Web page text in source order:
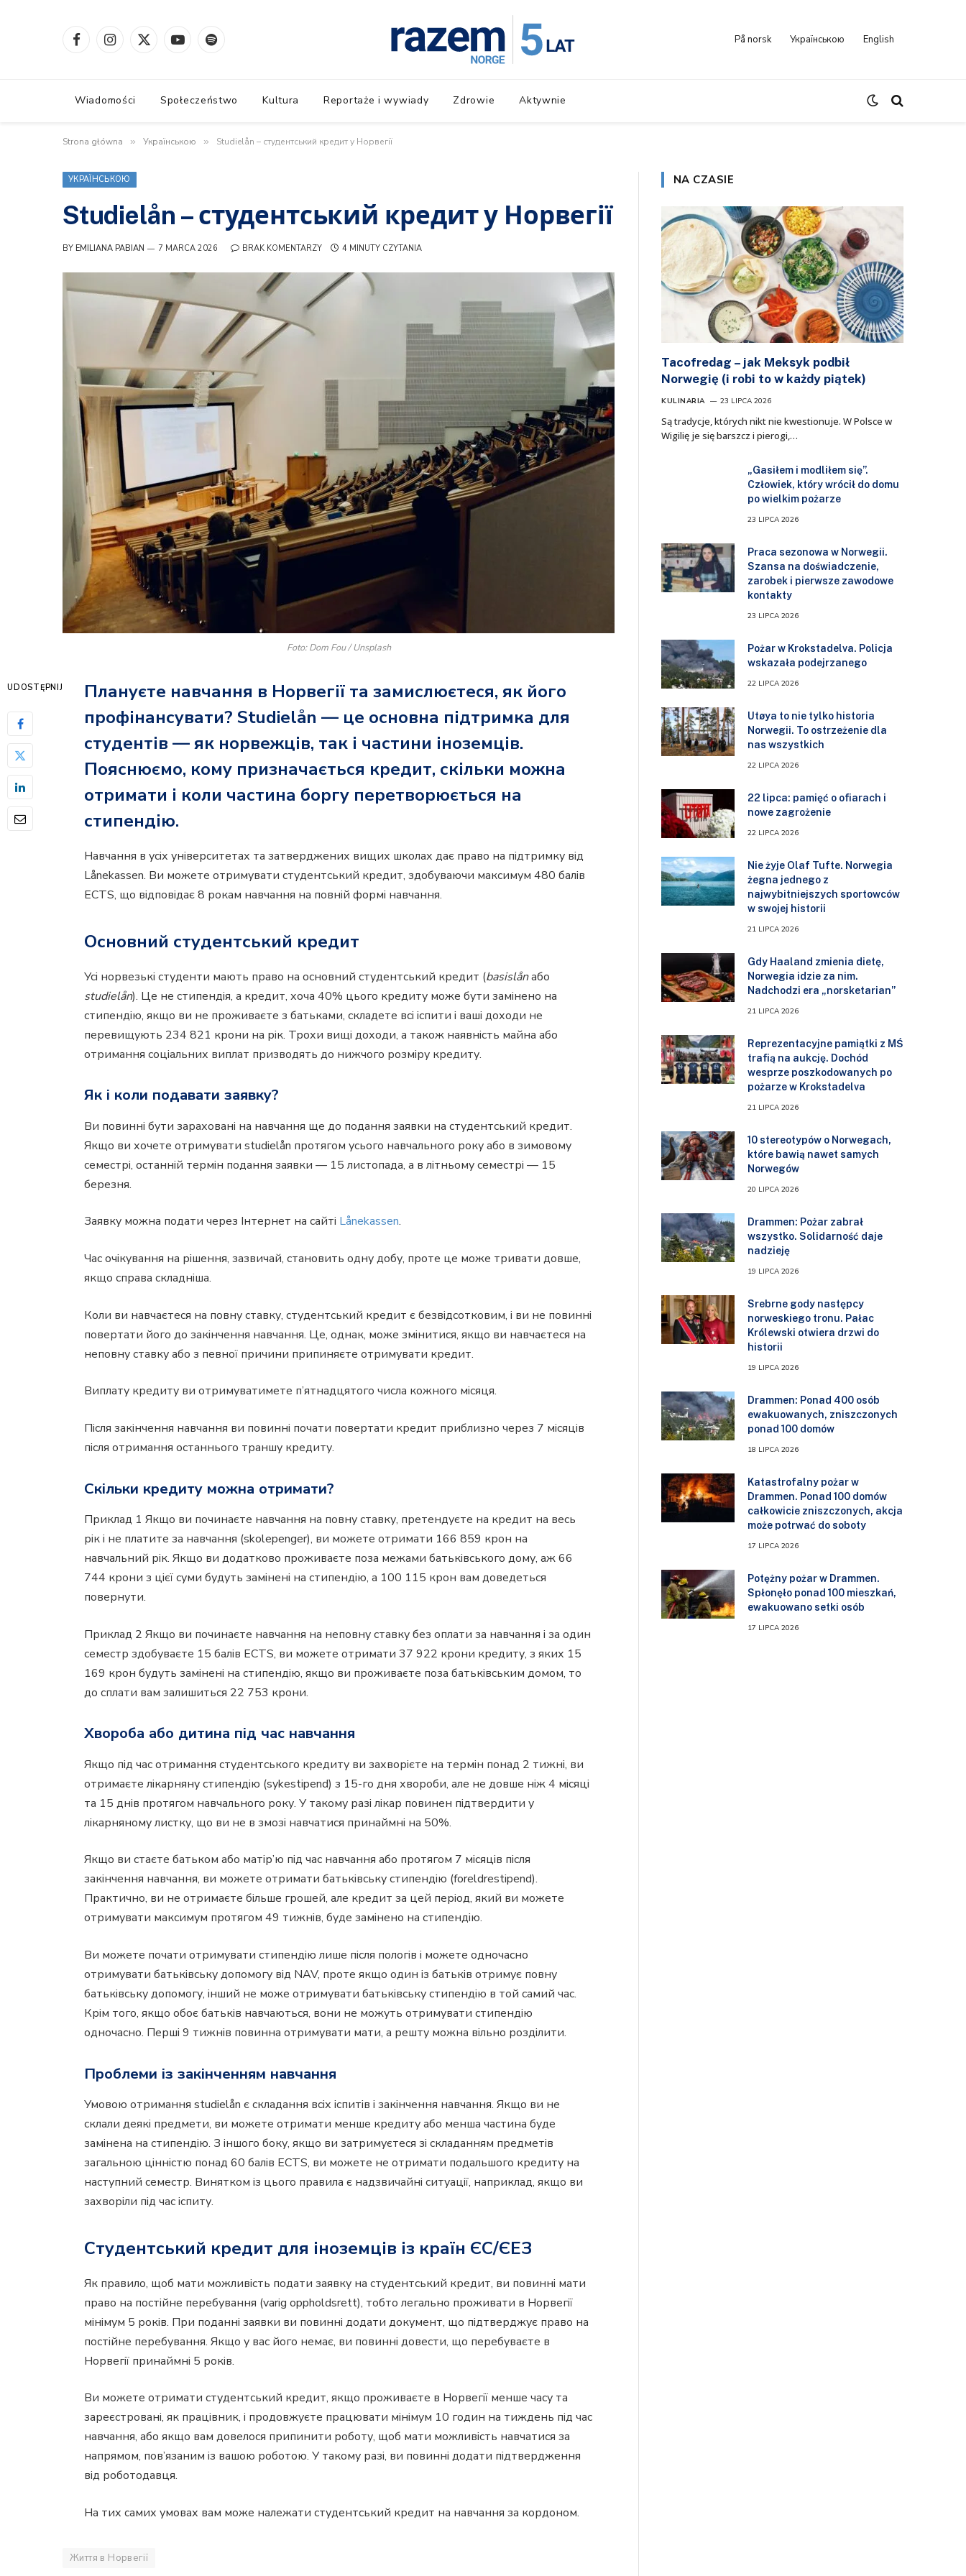
FacebookInstagram
X
YouTubeSpotify På norsk Українською English
Wiadomości Społeczeństwo Kultura Reportaże i wywiady Zdrowie Aktywnie
Strona główna » Українською » Studielån – студентський кредит у Норвегії
УКРАЇНСЬКОЮ
Studielån – студентський кредит у Норвегії
BY EMILIANA PABIAN 7 MARCA 2026 BRAK KOMENTARZY 4 MINUTY CZYTANIA
Foto: Dom Fou / Unsplash
UDOSTĘPNIJ
Плануєте навчання в Норвегії та замислюєтеся, як його
профінансувати? Studielån — це основна підтримка для
студентів — як норвежців, так і частини іноземців.
Пояснюємо, кому призначається кредит, скільки можна
отримати і коли частина боргу перетворюється на
стипендію.
Навчання в усіх університетах та затверджених вищих школах дає право на підтримку від
Lånekassen. Ви можете отримувати студентський кредит, здобуваючи максимум 480 балів
ECTS, що відповідає 8 рокам навчання на повній формі навчання.
Основний студентський кредит
Усі норвезькі студенти мають право на основний студентський кредит (basislånабо
studielån). Це не стипендія, а кредит, хоча 40% цього кредиту може бути замінено на
стипендію, якщо ви не проживаєте з батьками, складете всі іспити і ваші доходи не
перевищують 234 821 крони на рік. Трохи вищі доходи, а також наявність майна або
отримання соціальних виплат призводять до нижчого розміру кредиту.
Як і коли подавати заявку?
Ви повинні бути зараховані на навчання ще до подання заявки на студентський кредит.
Якщо ви хочете отримувати studielån протягом усього навчального року або в зимовому
семестрі, останній термін подання заявки — 15 листопада, а в літньому семестрі — 15
березня.
Заявку можна подати через Інтернет на сайті Lånekassen.
Час очікування на рішення, зазвичай, становить одну добу, проте це може тривати довше,
якщо справа складніша.
Коли ви навчаєтеся на повну ставку, студентський кредит є безвідсотковим, і ви не повинні
повертати його до закінчення навчання. Це, однак, може змінитися, якщо ви навчаєтеся на
неповну ставку або з певної причини припиняєте отримувати кредит.
Виплату кредиту ви отримуватимете п’ятнадцятого числа кожного місяця.
Після закінчення навчання ви повинні почати повертати кредит приблизно через 7 місяців
після отримання останнього траншу кредиту.
Скільки кредиту можна отримати?
Приклад 1 Якщо ви починаєте навчання на повну ставку, претендуєте на кредит на весь
рік і не платите за навчання (skolepenger), ви можете отримати 166 859 крон на
навчальний рік. Якщо ви додатково проживаєте поза межами батьківського дому, аж 66
744 крони з цієї суми будуть замінені на стипендію, а 100 115 крон вам доведеться
повернути.
Приклад 2 Якщо ви починаєте навчання на неповну ставку без оплати за навчання і за один
семестр здобуваєте 15 балів ECTS, ви можете отримати 37 922 крони кредиту, з яких 15
169 крон будуть замінені на стипендію, якщо ви проживаєте поза батьківським домом, то
до сплати вам залишиться 22 753 крони.
Хвороба або дитина під час навчання
Якщо під час отримання студентського кредиту ви захворієте на термін понад 2 тижні, ви
отримаєте лікарняну стипендію (sykestipend) з 15-го дня хвороби, але не довше ніж 4 місяці
та 15 днів протягом навчального року. У такому разі лікар повинен підтвердити у
лікарняному листку, що ви не в змозі навчатися принаймні на 50%.
Якщо ви стаєте батьком або матір’ю під час навчання або протягом 7 місяців після
закінчення навчання, ви можете отримати батьківську стипендію (foreldrestipend).
Практично, ви не отримаєте більше грошей, але кредит за цей період, який ви можете
отримувати максимум протягом 49 тижнів, буде замінено на стипендію.
Ви можете почати отримувати стипендію лише після пологів і можете одночасно
отримувати батьківську допомогу від NAV, проте якщо один із батьків отримує повну
батьківську допомогу, інший не може отримувати батьківську стипендію в той самий час.
Крім того, якщо обоє батьків навчаються, вони не можуть отримувати стипендію
одночасно. Перші 9 тижнів повинна отримувати мати, а решту можна вільно розділити.
Проблеми із закінченням навчання
Умовою отримання studielån є складання всіх іспитів і закінчення навчання. Якщо ви не
склали деякі предмети, ви можете отримати менше кредиту або менша частина буде
замінена на стипендію. З іншого боку, якщо ви затримуєтеся зі складанням предметів
загальною цінністю понад 60 балів ECTS, ви можете не отримати подальшого кредиту на
наступний семестр. Винятком із цього правила є надзвичайні ситуації, наприклад, якщо ви
захворіли під час іспиту.
Студентський кредит для іноземців із країн ЄС/ЄЕЗ
Як правило, щоб мати можливість подати заявку на студентський кредит, ви повинні мати
право на постійне перебування (varig oppholdsrett), тобто легально проживати в Норвегії
мінімум 5 років. При поданні заявки ви повинні додати документ, що підтверджує право на
постійне перебування. Якщо у вас його немає, ви повинні довести, що перебуваєте в
Норвегії принаймні 5 років.
Ви можете отримати студентський кредит, якщо проживаєте в Норвегії менше часу та
зареєстровані, як працівник, і продовжуєте працювати мінімум 10 годин на тиждень під час
навчання, або якщо вам довелося припинити роботу, щоб мати можливість навчатися за
напрямом, пов’язаним із вашою роботою. У такому разі, ви повинні додати підтвердження
від роботодавця.
На тих самих умовах вам може належати студентський кредит на навчання за кордоном.
Життя в Норвегії
NA CZASIE
Tacofredag – jak Meksyk podbił
Norwegię (i robi to w każdy piątek)
KULINARIA 23 LIPCA 2026
Są tradycje, których nikt nie kwestionuje. W Polsce w
Wigilię je się barszcz i pierogi,…
„Gasiłem i modliłem się”.
Człowiek, który wrócił do domu
po wielkim pożarze
23 LIPCA 2026
Praca sezonowa w Norwegii.
Szansa na doświadczenie,
zarobek i pierwsze zawodowe
kontakty
23 LIPCA 2026
Pożar w Krokstadelva. Policja
wskazała podejrzanego
22 LIPCA 2026
Utøya to nie tylko historia
Norwegii. To ostrzeżenie dla
nas wszystkich
22 LIPCA 2026
22 lipca: pamięć o ofiarach i
nowe zagrożenie
22 LIPCA 2026
Nie żyje Olaf Tufte. Norwegia
żegna jednego z
najwybitniejszych sportowców
w swojej historii
21 LIPCA 2026
Gdy Haaland zmienia dietę,
Norwegia idzie za nim.
Nadchodzi era „norsketarian”
21 LIPCA 2026
Reprezentacyjne pamiątki z MŚ
trafią na aukcję. Dochód
wesprze poszkodowanych po
pożarze w Krokstadelva
21 LIPCA 2026
10 stereotypów o Norwegach,
które bawią nawet samych
Norwegów
20 LIPCA 2026
Drammen: Pożar zabrał
wszystko. Solidarność daje
nadzieję
19 LIPCA 2026
Srebrne gody następcy
norweskiego tronu. Pałac
Królewski otwiera drzwi do
historii
19 LIPCA 2026
Drammen: Ponad 400 osób
ewakuowanych, zniszczonych
ponad 100 domów
18 LIPCA 2026
Katastrofalny pożar w
Drammen. Ponad 100 domów
całkowicie zniszczonych, akcja
może potrwać do soboty
17 LIPCA 2026
Potężny pożar w Drammen.
Spłonęło ponad 100 mieszkań,
ewakuowano setki osób
17 LIPCA 2026